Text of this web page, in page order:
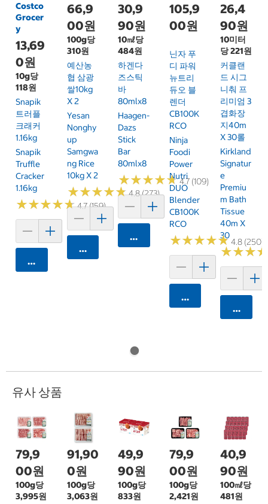
Costco
Grocer
y
13,69
0원
10g당
118원
Snapik
트러플
크래커
1.16kg
Snapik
Truffle
Cracker
1.16kg
★★★★★
★★★★★4.7 (159)
카트에 담기
66,9
00원
100g당
310원
예산농
협 삼광
쌀10kg
X 2
Yesan
Nonghy
Up
Samgwa
Ng Rice
10kg X 2
★★★★★
★★★★★4.8 (273)
카트에 담기
30,9
90원
10㎖당
484원
하겐다
즈스틱
바
80mlx8
Haagen-
Dazs
Stick
Bar
80mlx8
★★★★★
★★★★★4.7 (109)
카트에 담기
105,9
00원
닌자 푸
디 파워
뉴트리
듀오 블
렌더
CB100K
RCO
Ninja
Foodi
Power
Nutri
DUO
Blender
CB100K
RCO
★★★★★
★★★★★4.8 (250)
카트에 담기
26,4
90원
10미터
당 221원
커클랜
드 시그
니춰 프
리미엄 3
겹화장
지40m
X 30롤
Kirkland
Signatur
E
Premiu
M Bath
Tissue
40m X
30
★★★
★★★
카트에
유사 상품
79,9
00원
100g당
3,995원
91,90
0원
100g당
3,063원
49,9
90원
100g당
833원
79,9
00원
100g당
2,421원
40,9
90원
100㎖당
481원